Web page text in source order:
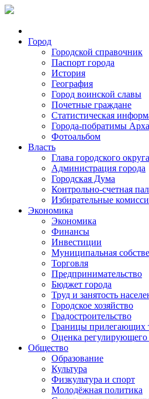
Город
Городской справочник
Паспорт города
История
География
Город воинской славы
Почетные граждане
Статистическая
Города-побратимы
Фотоальбом
Власть
Глава городского округа
Администрация города
Городская Дума
Контрольно-счетная
Избирательные
Экономика
Экономика
Финансы
Инвестиции
Муниципальная
Торговля
Предпринимательство
Бюджет города
Труд и занятость
Городское хозяйство
Градостроительство
Границы прилегающих
Оценка регулирующего
Общество
Образование
Культура
Физкультура и спорт
Молодёжная политика